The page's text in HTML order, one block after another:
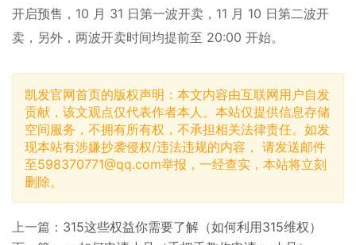
开启预售，10 月 31 日第一波开卖，11 月 10 日第二波开
卖，另外，两波开卖时间均提前至 20:00 开始。
凯发官网首页的版权声明：本文内容由互联网用户自发
贡献，该文观点仅代表作者本人。本站仅提供信息存储
空间服务，不拥有所有权，不承担相关法律责任。如发
现本站有涉嫌抄袭侵权/违法违规的内容， 请发送邮件
至598370771@qq.com举报，一经查实，本站将立刻
删除。
上一篇： 315这些权益你需要了解（如何利用315维权）